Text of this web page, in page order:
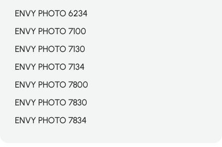
ENVY PHOTO 6234
ENVY PHOTO 7100
ENVY PHOTO 7130
ENVY PHOTO 7134
ENVY PHOTO 7800
ENVY PHOTO 7830
ENVY PHOTO 7834